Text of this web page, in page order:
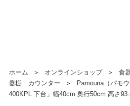
ホーム ＞ オンラインショップ ＞ 食
器棚 カウンター
＞
Pamouna（パモ
400KPL 下台」幅40cm 奥行50cm 高さ